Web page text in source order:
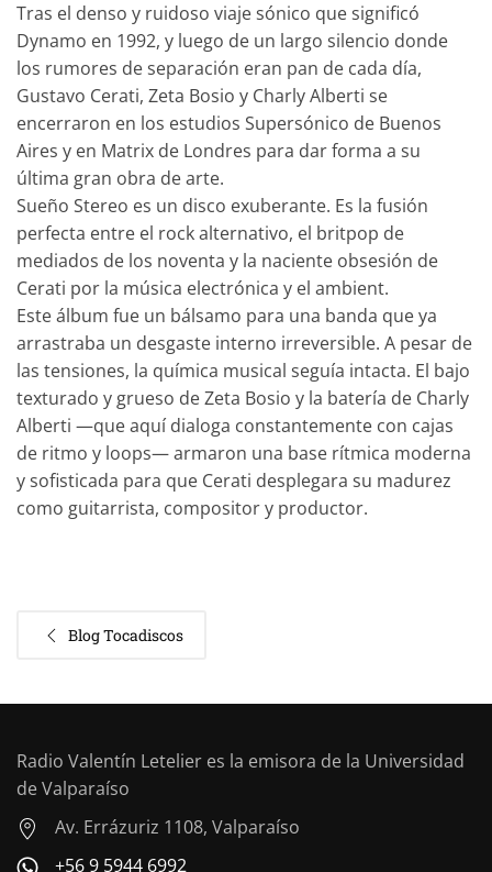
Tras el denso y ruidoso viaje sónico que significó
Dynamo en 1992, y luego de un largo silencio donde
los rumores de separación eran pan de cada día,
Gustavo Cerati, Zeta Bosio y Charly Alberti se
encerraron en los estudios Supersónico de Buenos
Aires y en Matrix de Londres para dar forma a su
última gran obra de arte.
Sueño Stereo es un disco exuberante. Es la fusión
perfecta entre el rock alternativo, el britpop de
mediados de los noventa y la naciente obsesión de
Cerati por la música electrónica y el ambient.
Este álbum fue un bálsamo para una banda que ya
arrastraba un desgaste interno irreversible. A pesar de
las tensiones, la química musical seguía intacta. El bajo
texturado y grueso de Zeta Bosio y la batería de Charly
Alberti —que aquí dialoga constantemente con cajas
de ritmo y loops— armaron una base rítmica moderna
y sofisticada para que Cerati desplegara su madurez
como guitarrista, compositor y productor.
Blog Tocadiscos
Radio Valentín Letelier es la emisora de la Universidad
de Valparaíso
Av. Errázuriz 1108, Valparaíso
+56 9 5944 6992